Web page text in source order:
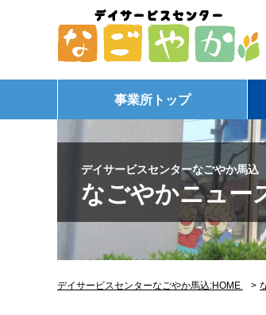
事業所トップ
デイサービスセンターなごやか馬込
なごやかニュー
デイサービスセンターなごやか馬込:HOME >